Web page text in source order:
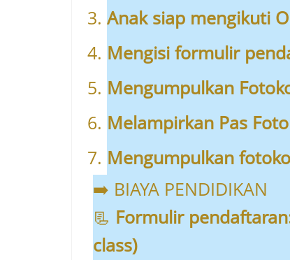
Anak siap mengikuti
Mengisi formulir
Mengumpulkan
Melampirkan Pas
Mengumpulkan
➡️ BIAYA PENDIDIKAN
📃 Formulir
class)